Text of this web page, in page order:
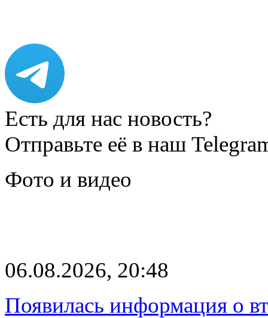
Есть для нас новость?
Отправьте её в наш
Фото и видео
06.08.2026, 20:48
Появилась информация о